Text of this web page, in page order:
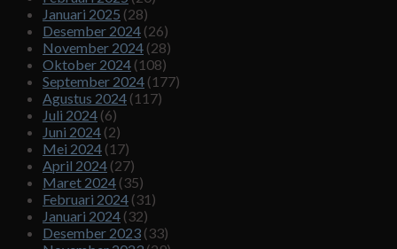
Januari 2025 (28)
Desember 2024 (26)
November 2024 (28)
Oktober 2024 (108)
September 2024 (177)
Agustus 2024 (117)
Juli 2024 (6)
Juni 2024 (2)
Mei 2024 (17)
April 2024 (27)
Maret 2024 (35)
Februari 2024 (31)
Januari 2024 (32)
Desember 2023 (33)